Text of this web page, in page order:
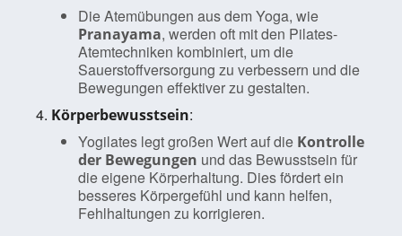
Die Atemübungen aus dem Yoga, wie
Pranayama, werden oft mit den Pilates-
Atemtechniken kombiniert, um die
Sauerstoffversorgung zu verbessern und die
Bewegungen effektiver zu gestalten.
Körperbewusstsein:
Yogilates legt großen Wert auf die Kontrolle
der Bewegungen und das Bewusstsein für
die eigene Körperhaltung. Dies fördert ein
besseres Körpergefühl und kann helfen,
Fehlhaltungen zu korrigieren.